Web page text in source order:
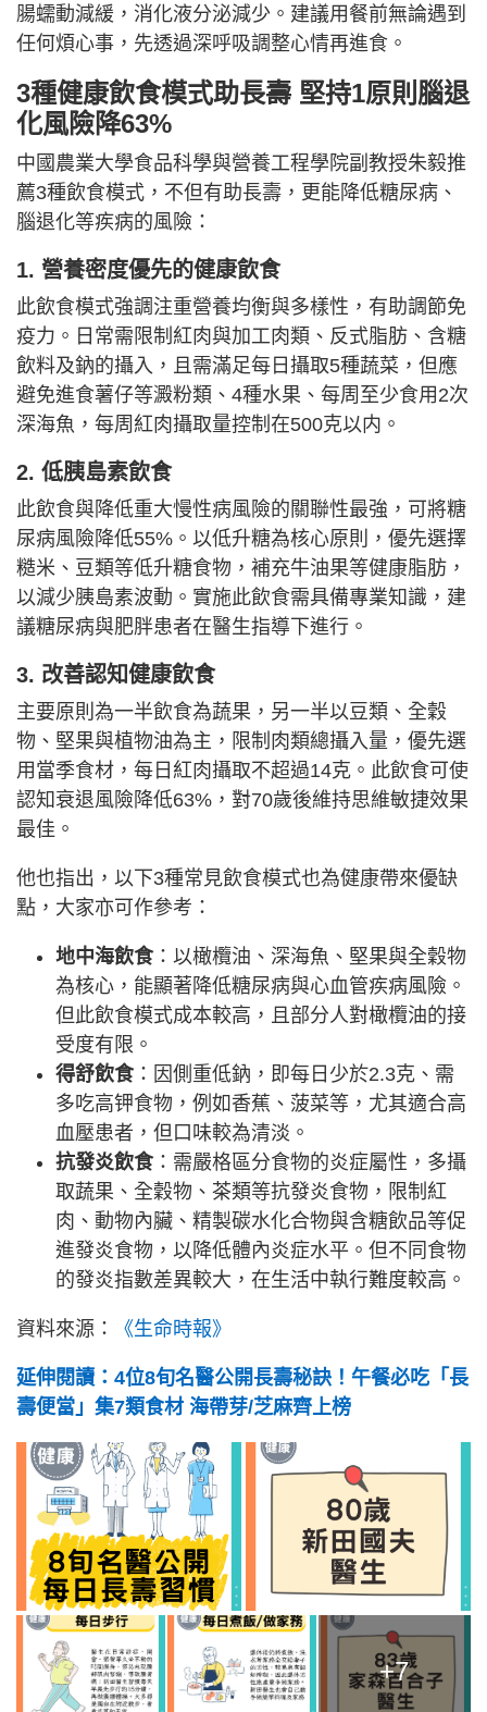
腸蠕動減緩，消化液分泌減少。建議用餐前無論遇到
任何煩心事，先透過深呼吸調整心情再進食。
3種健康飲食模式助長壽 堅持1原則腦退
化風險降63%
中國農業大學食品科學與營養工程學院副教授朱毅推
薦3種飲食模式，不但有助長壽，更能降低糖尿病、
腦退化等疾病的風險：
1. 營養密度優先的健康飲食
此飲食模式強調注重營養均衡與多樣性，有助調節免
疫力。日常需限制紅肉與加工肉類、反式脂肪、含糖
飲料及鈉的攝入，且需滿足每日攝取5種蔬菜，但應
避免進食薯仔等澱粉類、4種水果、每周至少食用2次
深海魚，每周紅肉攝取量控制在500克以内。
2. 低胰島素飲食
此飲食與降低重大慢性病風險的關聯性最強，可將糖
尿病風險降低55%。以低升糖為核心原則，優先選擇
糙米、豆類等低升糖食物，補充牛油果等健康脂肪，
以減少胰島素波動。實施此飲食需具備專業知識，建
議糖尿病與肥胖患者在醫生指導下進行。
3. 改善認知健康飲食
主要原則為一半飲食為蔬果，另一半以豆類、全穀
物、堅果與植物油為主，限制肉類總攝入量，優先選
用當季食材，每日紅肉攝取不超過14克。此飲食可使
認知衰退風險降低63%，對70歲後維持思維敏捷效果
最佳。
他也指出，以下3種常見飲食模式也為健康帶來優缺
點，大家亦可作參考：
地中海飲食：以橄欖油、深海魚、堅果與全穀物
為核心，能顯著降低糖尿病與心血管疾病風險。
但此飲食模式成本較高，且部分人對橄欖油的接
受度有限。
得舒飲食：因側重低鈉，即每日少於2.3克、需
多吃高钾食物，例如香蕉、菠菜等，尤其適合高
血壓患者，但口味較為清淡。
抗發炎飲食：需嚴格區分食物的炎症屬性，多攝
取蔬果、全穀物、茶類等抗發炎食物，限制紅
肉、動物內臟、精製碳水化合物與含糖飲品等促
進發炎食物，以降低體內炎症水平。但不同食物
的發炎指數差異較大，在生活中執行難度較高。
資料來源： 《生命時報》
延伸閱讀：4位8旬名醫公開長壽秘訣！午餐必吃「長
壽便當」集7類食材 海帶芽/芝麻齊上榜
+7